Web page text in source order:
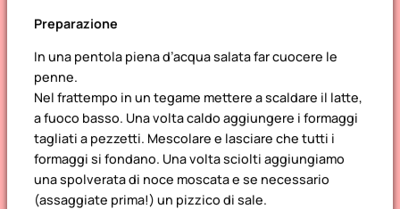
Preparazione
In una pentola piena d’acqua salata far cuocere le
penne.
Nel frattempo in un tegame mettere a scaldare il latte,
a fuoco basso. Una volta caldo aggiungere i formaggi
tagliati a pezzetti. Mescolare e lasciare che tutti i
formaggi si fondano. Una volta sciolti aggiungiamo
una spolverata di noce moscata e se necessario
(assaggiate prima!) un pizzico di sale.